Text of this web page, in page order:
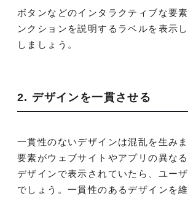
ボタンなどのインタラクティブな要
ンクションを説明するラベルを表示
しましょう。
2. デザインを一貫させる
一貫性のないデザインは混乱を生み
要素がウェブサイトやアプリの異な
デザインで表示されていたら、ユー
でしょう。一貫性のあるデザインを